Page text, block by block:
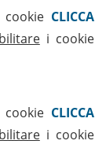
CLICCA
i cookie
CLICCA
i cookie